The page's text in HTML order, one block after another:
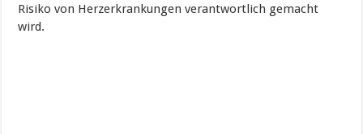
Risiko von Herzerkrankungen verantwortlich gemacht
wird.